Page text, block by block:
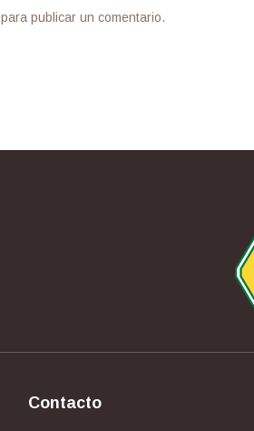
para publicar un comentario.
Contacto